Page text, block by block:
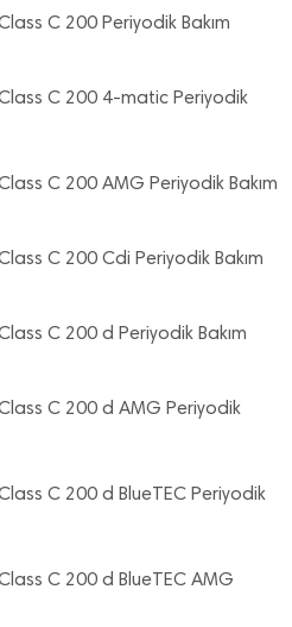
C 200 Periyodik Bakım
C 200 4-matic Periyodik
C 200 AMG Periyodik Bakım
C 200 Cdi Periyodik Bakım
C 200 d Periyodik Bakım
C 200 d AMG Periyodik
C 200 d BlueTEC Periyodik
C 200 d BlueTEC AMG